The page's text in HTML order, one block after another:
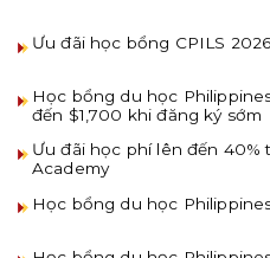
Ưu đãi học bổng CPILS
Học bổng du học
đến $1,700 khi đăng ký sớm
Ưu đãi học phí lên đến 40%
Academy
Học bổng du học